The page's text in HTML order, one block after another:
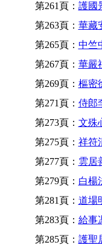
第261頁： 護國
第263頁： 華藏
第265頁： 中竺
第267頁： 華嚴
第269頁： 樞密
第271頁： 侍郎
第273頁： 文殊
第275頁： 祥符
第277頁： 雲居
第279頁： 白楊
第281頁： 道場
第283頁： 給事
第285頁： 護聖